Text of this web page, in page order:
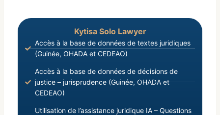
Kytisa Solo Lawyer
Accès à la base de données de textes juridiques
(Guinée, OHADA et CEDEAO)
Accès à la base de données de décisions de
justice – jurisprudence (Guinée, OHADA et
CEDEAO)
Utilisation de l’assistance juridique IA – Questions